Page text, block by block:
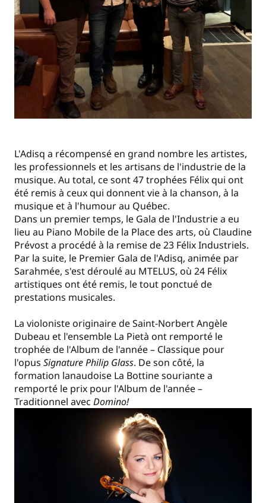
L'Adisq a récompensé en grand nombre les artistes,
les professionnels et les artisans de l'industrie de la
musique. Au total, ce sont 47 trophées Félix qui ont
été remis à ceux qui donnent vie à la chanson, à la
musique et à l'humour au Québec.
Dans un premier temps, le Gala de l'Industrie a eu
lieu au Piano Mobile de la Place des arts, où Claudine
Prévost a procédé à la remise de 23 Félix Industriels.
Par la suite, le Premier Gala de l'Adisq, animée par
Sarahmée, s'est déroulé au MTELUS, où 24 Félix
artistiques ont été remis, le tout ponctué de
prestations musicales.
La violoniste originaire de Saint-Norbert Angèle
Dubeau et l'ensemble La Pietà ont remporté le
trophée de l'Album de l'année – Classique pour
l'opus Signature Philip Glass. De son côté, la
formation lanaudoise La Bottine souriante a
remporté le prix pour l'Album de l'année –
Traditionnel avec Domino!